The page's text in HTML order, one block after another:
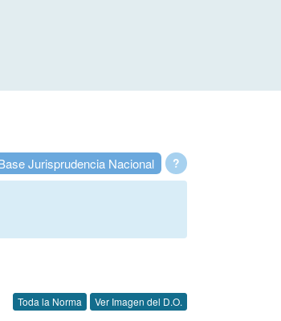
?
Jurisprudencia Nacional
Toda la Norma Ver Imagen del D.O.